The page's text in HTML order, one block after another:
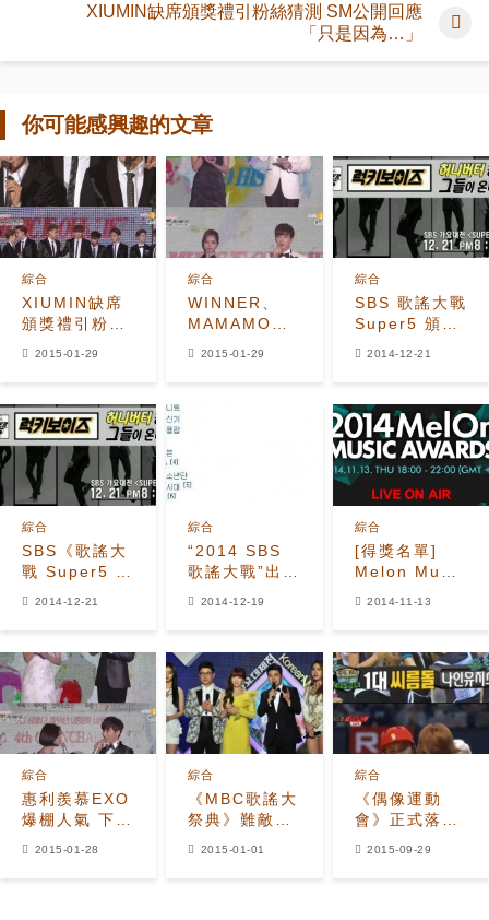
XIUMIN缺席頒獎禮引粉絲猜測 SM公開回應
「只是因為…」
你可能感興趣的文章
XIUMIN缺席
頒獎禮引粉絲
綜合
2015-01-29
WINNER、
MAMAMOO
綜合
2015-01-29
SBS 歌謠大戰
Super5 頒獎
綜合
2014-12-21
SBS《歌謠大
戰 Super5 頒
綜合
2014-12-21
“2014 SBS
歌謠大戰”出演
綜合
2014-12-19
[得獎名單]
Melon Music
綜合
2014-11-13
惠利羨慕EXO
爆棚人氣 下輩
綜合
2015-01-28
《MBC歌謠大
祭典》難敵
綜合
2015-01-01
《偶像運動
會》正式落幕
綜合
2015-09-29